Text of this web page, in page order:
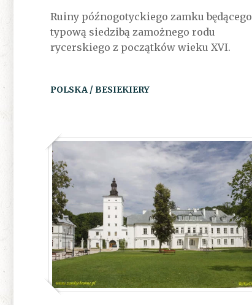
Ruiny późnogotyckiego zamku będącego
typową siedzibą zamożnego rodu
rycerskiego z początków wieku XVI.
POLSKA / BESIEKIERY